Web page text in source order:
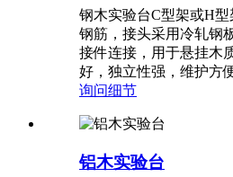
钢木实验台C型架或H型
钢筋，接头采用冷轧钢
接件连接，用于悬挂木
好，独立性强，维护方便
询问细节
铝木实验台